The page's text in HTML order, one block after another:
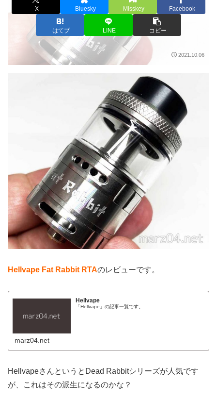
X Bluesky Misskey Facebook
はてブ LINE コピー
2021.10.06
Hellvape Fat Rabbit RTAのレビューです。
Hellvape
「Hellvape」の記事一覧です。
marz04.net
HellvapeさんというとDead Rabbitシリーズが人気です
が、これはその派生になるのかな？